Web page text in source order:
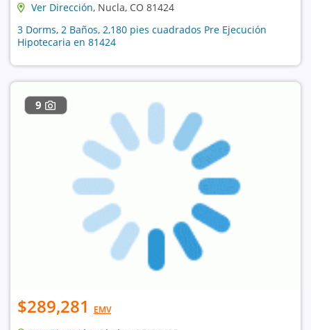
Ver Dirección, Nucla, CO 81424
3 Dorms, 2 Baños, 2,180 pies cuadrados Pre Ejecución
Hipotecaria en 81424
9
$289,281 EMV